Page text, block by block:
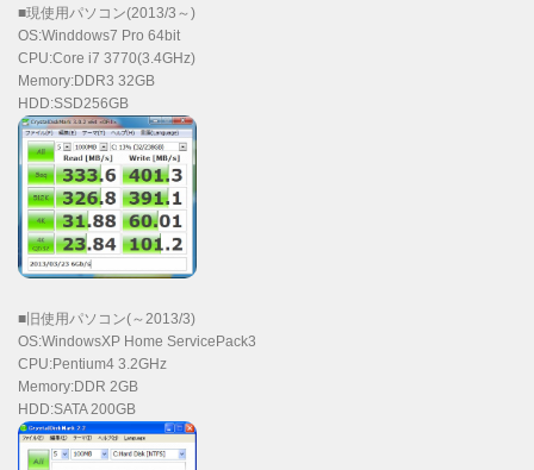
■現使用パソコン(2013/3～)
OS:Winddows7 Pro 64bit
CPU:Core i7 3770(3.4GHz)
Memory:DDR3 32GB
HDD:SSD256GB
■旧使用パソコン(～2013/3)
OS:WindowsXP Home ServicePack3
CPU:Pentium4 3.2GHz
Memory:DDR 2GB
HDD:SATA 200GB